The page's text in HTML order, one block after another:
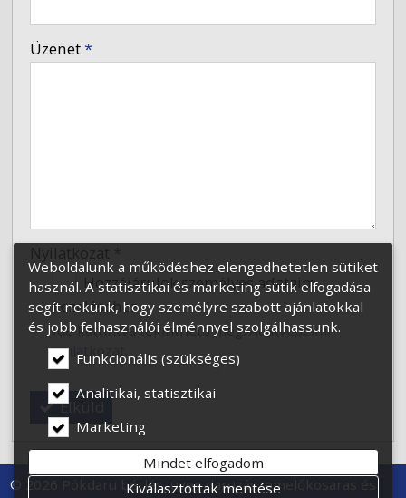
-
Üzenet*
Hozzájárulok személyes adataim
kezeléséhez.
Ide kattintva tekinthető meg:Adatvédelmi
nyilatkozat
Elküld
© 2026 Pókdaru bérlés, üveg daruzás, emelőkosaras és
Weboldalunk a működéshez elengedhetetlen sütiket
használ. A statisztikai és marketing sütik elfogadása
segít nekünk, hogy személyre szabott ajánlatokkal
és jobb felhasználói élménnyel szolgálhassunk.
Funkcionális (szükséges)
Analitikai, statisztikai
Marketing
Mindet elfogadom
Kiválasztottak mentése